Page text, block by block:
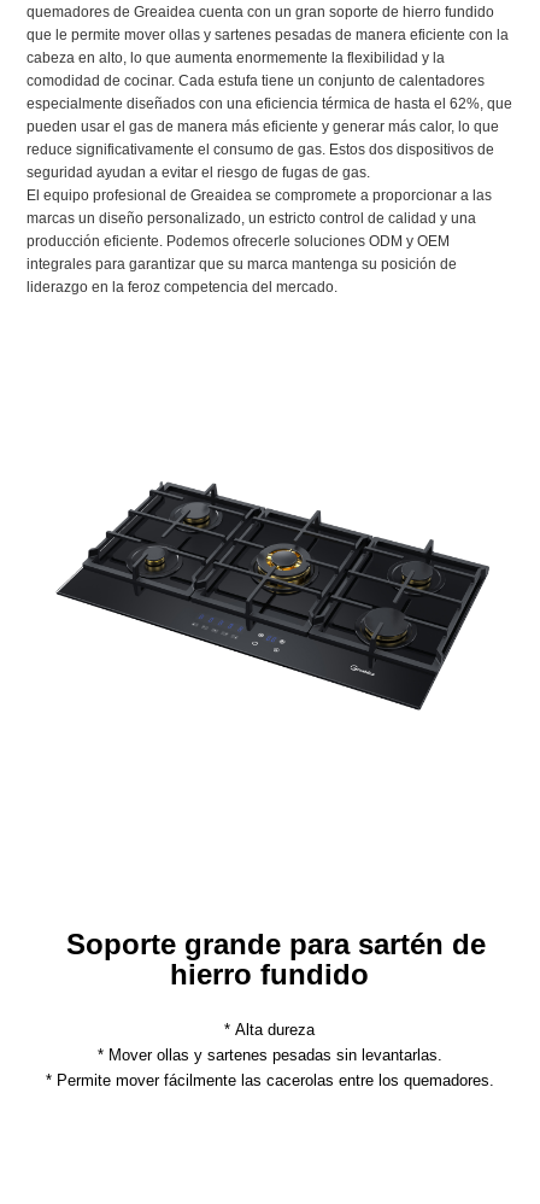
quemadores de Greaidea cuenta con un gran soporte de hierro fundido
que le permite mover ollas y sartenes pesadas de manera eficiente con la
cabeza en alto, lo que aumenta enormemente la flexibilidad y la
comodidad de cocinar. Cada estufa tiene un conjunto de calentadores
especialmente diseñados con una eficiencia térmica de hasta el 62%, que
pueden usar el gas de manera más eficiente y generar más calor, lo que
reduce significativamente el consumo de gas. Estos dos dispositivos de
seguridad ayudan a evitar el riesgo de fugas de gas.
El equipo profesional de Greaidea se compromete a proporcionar a las
marcas un diseño personalizado, un estricto control de calidad y una
producción eficiente. Podemos ofrecerle soluciones ODM y OEM
integrales para garantizar que su marca mantenga su posición de
liderazgo en la feroz competencia del mercado.
Soporte grande para sartén de
hierro fundido
* Alta dureza
* Mover ollas y sartenes pesadas sin levantarlas.
* Permite mover fácilmente las cacerolas entre los quemadores.